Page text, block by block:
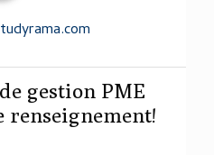
gestion PME
renseignement!